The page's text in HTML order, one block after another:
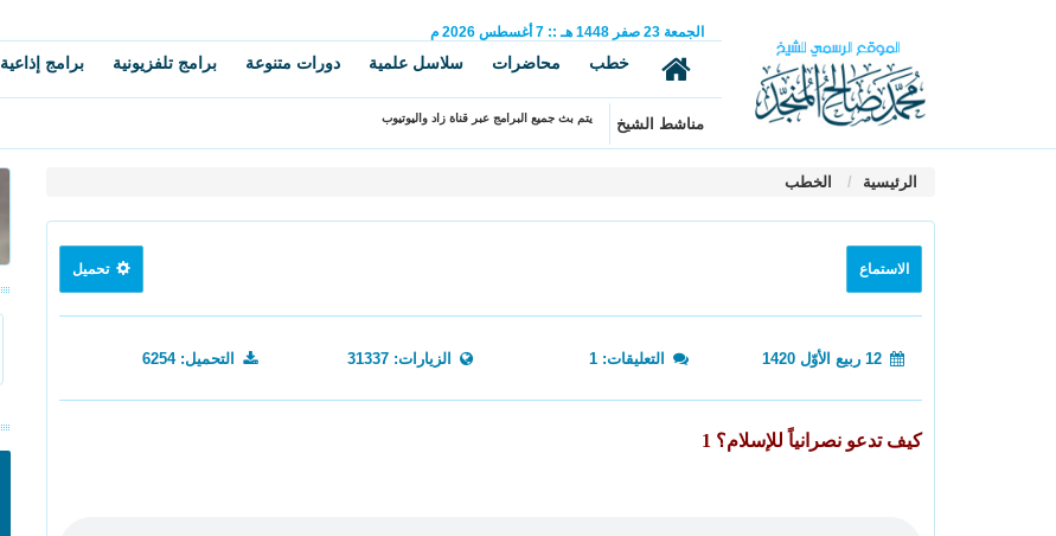
الجمعة 23 صفر 1448 هـ ::
7 أغسطس 2026 م
خطب محاضرات سلاسل علمية دورات متنوعة برامج تلفزيونية برامج إذاعية
مناشط الشيخ يتم بث جميع البرامج عبر قناة زاد واليوتيوب
الرئيسية الخطب
الاستماع تحميل
التعليقات: 1 الزيارات: 31337 التحميل: 6254
كيف تدعو نصرانياً للإسلام؟ 1